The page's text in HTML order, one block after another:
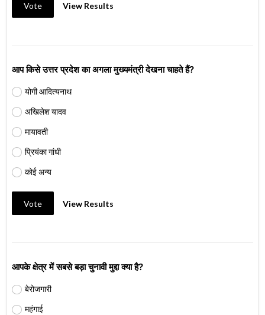
Vote View Results
आप किसे उत्तर प्रदेश का अगला मुख्यमंत्री देखना चाहते हैं?
योगी आदित्यनाथ
अखिलेश यादव
मायावती
प्रियंका गांधी
कोई अन्य
Vote View Results
आपके क्षेत्र में सबसे बड़ा चुनावी मुद्दा क्या है?
बेरोजगारी
महंगाई